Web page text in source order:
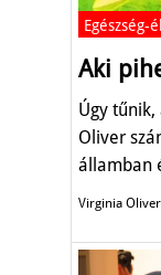
Egészség-
Aki
Úgy
Oliver
államban
Virginia Oliver